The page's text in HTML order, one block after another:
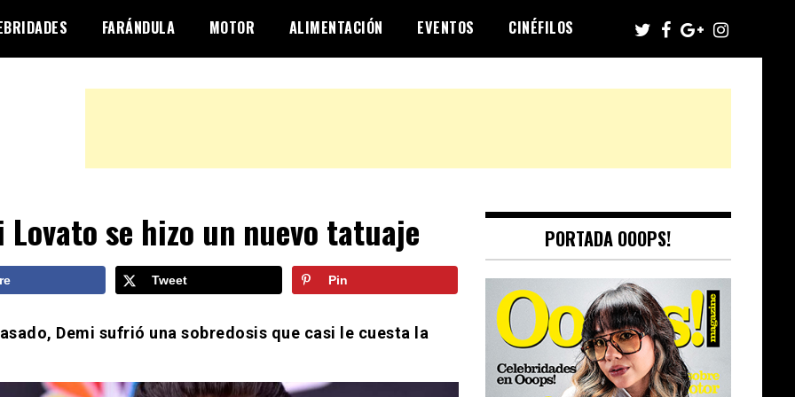
FARÁNDULA MOTOR ALIMENTACIÓN EVENTOS CINÉFILOS
Lovato se hizo un nuevo tatuaje
Tweet Pin
Demi sufrió una sobredosis que casi le cuesta la
PORTADA OOOPS!